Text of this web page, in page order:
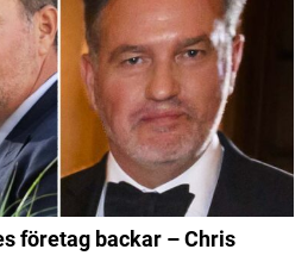
företag backar – Chris